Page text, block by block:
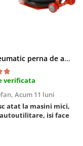
Cric pneumatic perna de aer cu inaltator 6T
verificata
Acum 11 luni
atat la masini mici,
isi face